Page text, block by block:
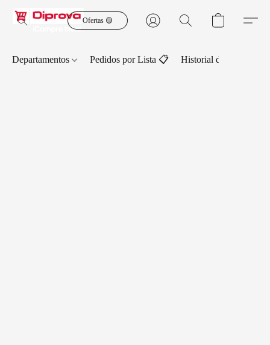
Ofertas 🟡
Departamentos Pedidos por Lista 📋 Historial de Pedidos